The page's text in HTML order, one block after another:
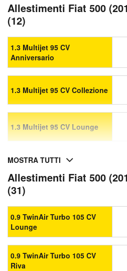
Allestimenti Fiat 500
(12)
1.3 Multijet 95 CV
Anniversario
1.3 Multijet 95 CV Collezione
1.3 Multijet 95 CV Lounge
MOSTRA TUTTI
Allestimenti Fiat 500
(31)
0.9 TwinAir Turbo 105 CV
Lounge
0.9 TwinAir Turbo 105 CV
Riva